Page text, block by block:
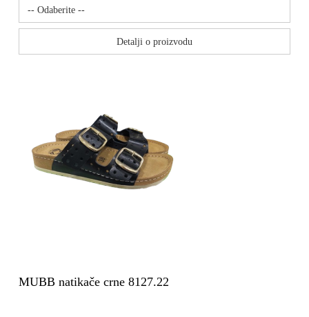
Detalji o proizvodu
MUBB natikače crne 8127.22